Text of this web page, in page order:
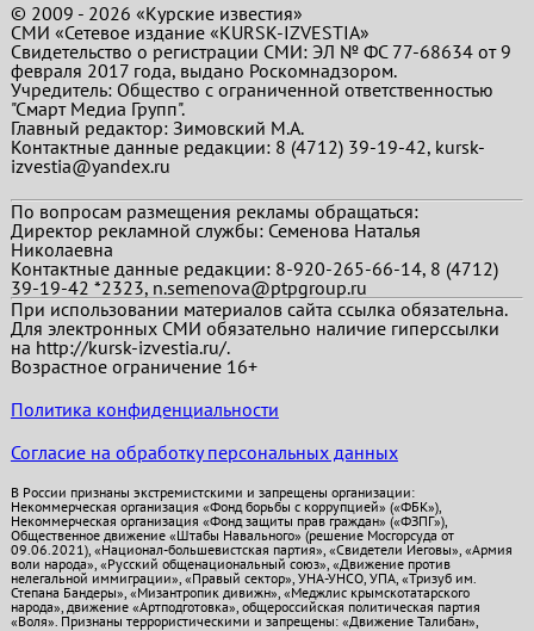
© 2009 - 2026 «Курские известия»
СМИ «Сетевое издание «KURSK-IZVESTIA»
Свидетельство о регистрации СМИ: ЭЛ № ФС 77-68634 от 9
февраля 2017 года, выдано Роскомнадзором.
Учредитель: Общество с ограниченной ответственностью
"Смарт Медиа Групп".
Главный редактор:Зимовский М.А.
Контактные данные редакции: 8 (4712) 39-19-42, kursk-
izvestia@yandex.ru
По вопросам размещения рекламы обращаться:
Директор рекламной службы: Семенова Наталья
Николаевна
Контактные данные редакции: 8-920-265-66-14, 8 (4712)
39-19-42 *2323, n.semenova@ptpgroup.ru
При использовании материалов сайта ссылка обязательна.
Для электронных СМИ обязательно наличие гиперссылки
на http://kursk-izvestia.ru/.
Возрастное ограничение 16+
Политика конфиденциальности
Согласие на обработку персональных данных
В России признаны экстремистскими и запрещены организации:
Некоммерческая организация «Фонд борьбы с коррупцией» («ФБК»),
Некоммерческая организация «Фонд защиты прав граждан» («ФЗПГ»),
Общественное движение «Штабы Навального» (решение Мосгорсуда от
09.06.2021), «Национал-большевистская партия», «Свидетели Иеговы», «Армия
воли народа», «Русский общенациональный союз», «Движение против
нелегальной иммиграции», «Правый сектор», УНА-УНСО, УПА, «Тризуб им.
Степана Бандеры», «Мизантропик дивижн», «Меджлис крымскотатарского
народа», движение «Артподготовка», общероссийская политическая партия
«Воля». Признаны террористическими и запрещены: «Движение Талибан»,